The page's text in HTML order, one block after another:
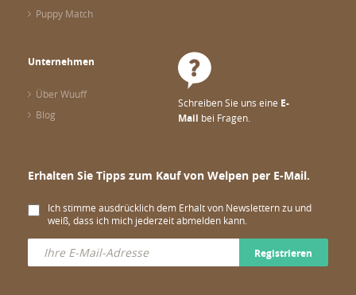
Puppy Match
Unternehmen
Über Wuuff
Blog
Schreiben Sie uns eine E-
Mail bei Fragen.
Erhalten Sie Tipps zum Kauf von Welpen per E-Mail.
Ich stimme ausdrücklich dem Erhalt von Newslettern zu und
weiß, dass ich mich jederzeit abmelden kann.
Registrieren